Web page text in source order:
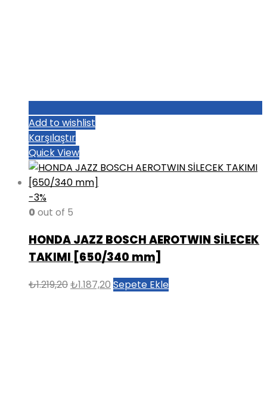
Add to wishlist
Karşılaştır
Quick View
-3%
0 out of 5
HONDA JAZZ BOSCH AEROTWIN SİLECEK
TAKIMI [650/340 mm]
₺1.219,20Orijinal
₺1.187,20 Şu
Sepete Ekle